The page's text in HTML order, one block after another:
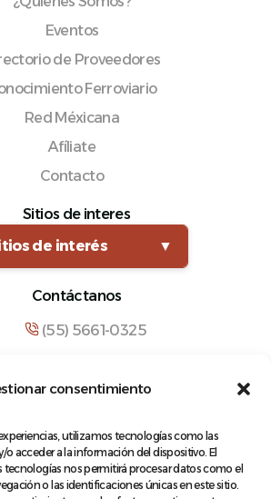
consentimiento
utilizamos tecnologías como las
o acceder a la información del dispositivo. El
nos permitirá procesar datos como el
o las identificaciones únicas en este sitio.
Eventos
de Proveedores
Ferroviario
Red Méxicana
Afíliate
Contacto
Sitios de interes
de interés
▼
Contáctanos
(55) 5661-0325
Contreras 133, Cuauhtémoc,